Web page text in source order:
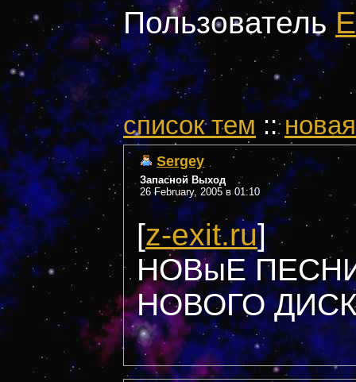
Пользователь
cписок тем ::
Sergey
Запасной Выход
26 February, 2005 в 01:10
[z-exit.ru]
НОВыЕ
НОВОГО